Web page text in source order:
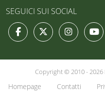
SEGUICI SUI SOCIAL
Homepage Contatti
Copyright © 2010 -